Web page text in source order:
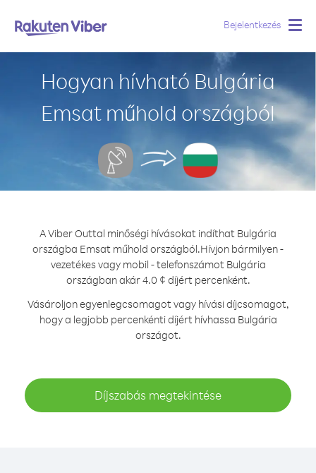
Bejelentkezés
Hogyan hívható Bulgária
Emsat műhold országból
A Viber Outtal minőségi hívásokat indíthat Bulgária
országba Emsat műhold országból.Hívjon bármilyen -
vezetékes vagy mobil - telefonszámot Bulgária
országban akár 4.0 ¢ díjért percenként.
Vásároljon egyenlegcsomagot vagy hívási díjcsomagot,
hogy a legjobb percenkénti díjért hívhassa Bulgária
országot.
Díjszabás megtekintése